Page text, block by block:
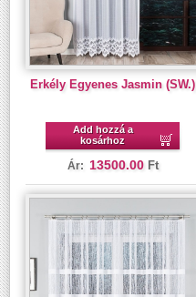
Erkély Egyenes Jasmin (SW.)
Add hozzá a
kosárhoz
Ár: 13500.00 Ft